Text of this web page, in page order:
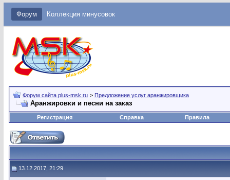
Форум Коллекция минусовок
Форум сайта plus-msk.ru > Предложение услуг аранжировщика
Аранжировки и песни на заказ
Регистрация Справка Правила
13.12.2017, 21:29